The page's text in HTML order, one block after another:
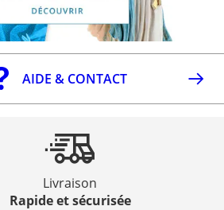
AIDE & CONTACT
Livraison
Rapide et sécurisée